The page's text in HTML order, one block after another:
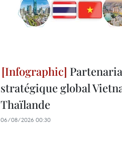
stratégique global
Thaïlande
06/08/2026 00:30